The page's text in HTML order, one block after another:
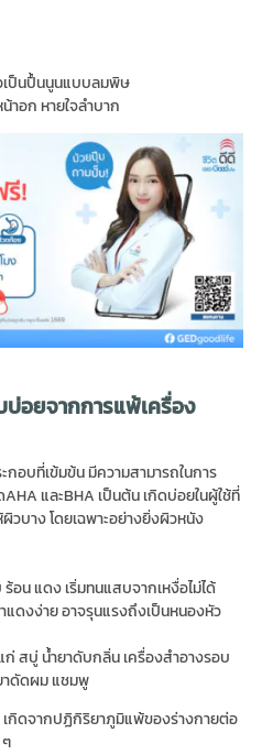
เป็นปื้นนูนแบบลมพิษ
าอก หายใจลำบาก
อยจากการแพ้เครื่อง
กอบที่เข้มข้น มีความสามารถในการ
และBHA เป็นต้น เกิดบ่อยในผู้ใช้ที่
วบาง โดยเฉพาะอย่างยิ่งผิวหนัง
อน แดง เริ่มทนแสบจากเหงื่อไม่ได้
ดงง่าย อาจรุนแรงถึงเป็นหนองหัว
ก่ สบู่ น้ำยาดับกลิ่น เครื่องสำอางรอบ
าดัดผม แชมพู
เกิดจากปฏิกิริยาภูมิแพ้ของร่างกายต่อ